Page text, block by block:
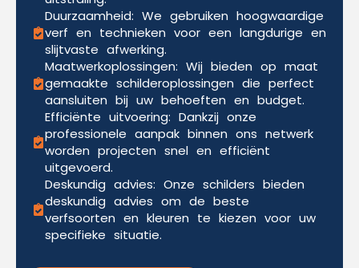
Duurzaamheid: We gebruiken hoogwaardige
verf en technieken voor een langdurige en
slijtvaste afwerking.
Maatwerkoplossingen: Wij bieden op maat
gemaakte schilderoplossingen die perfect
aansluiten bij uw behoeften en budget.
Efficiënte uitvoering: Dankzij onze
professionele aanpak binnen ons netwerk
worden projecten snel en efficiënt
uitgevoerd.
Deskundig advies: Onze schilders bieden
deskundig advies om de beste
verfsoorten en kleuren te kiezen voor uw
specifieke situatie.